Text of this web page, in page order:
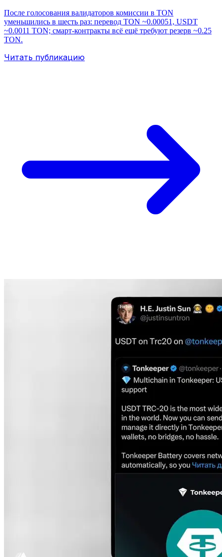
После голосования валидаторов комиссии в TON
уменьшились в шесть раз: перевод TON ~0.00051, USDT
~0.0011 TON; смарт‑контракты всё ещё требуют резерв ~0.25
TON.
Читать публикацию